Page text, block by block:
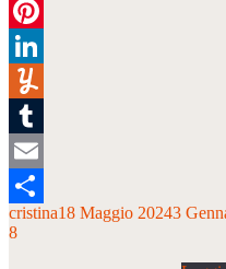
Twitter
Pinterest
LinkedIn
Yummly
Tumblr
Email
Condividi
cristina18 Maggio 20243
8